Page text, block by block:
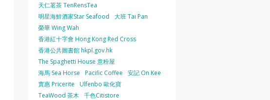
天仁茗茶 TenRensTea
明星海鮮酒家Star Seafood
大班 Tai Pan
榮華 Wing Wah
香港紅十字會 Hong Kong Red Cross
香港公共圖書館 hkpl.gov.hk
The Spaghetti House 意粉屋
海馬 Sea Horse
Pacific Coffee
安記 On Kee
實惠 Pricerite
Ulfenbo 歐化寶
TeaWood 茶木 千色Citistore